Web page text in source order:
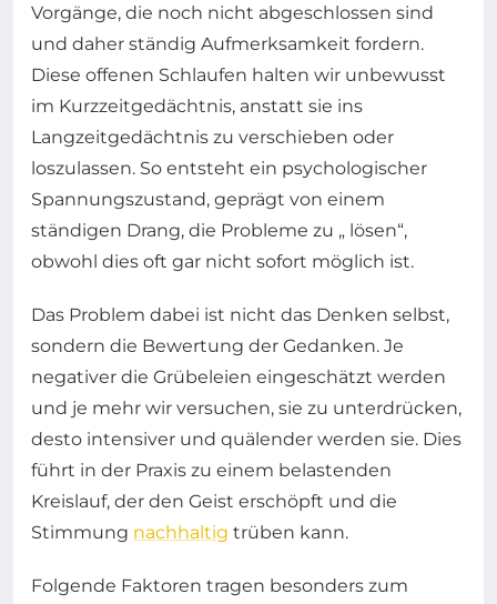
Vorgänge, die noch nicht abgeschlossen sind
und daher ständig Aufmerksamkeit fordern.
Diese offenen Schlaufen halten wir unbewusst
im Kurzzeitgedächtnis, anstatt sie ins
Langzeitgedächtnis zu verschieben oder
loszulassen. So entsteht ein psychologischer
Spannungszustand, geprägt von einem
ständigen Drang, die Probleme zu „ lösen“,
obwohl dies oft gar nicht sofort möglich ist.
Das Problem dabei ist nicht das Denken selbst,
sondern die Bewertung der Gedanken. Je
negativer die Grübeleien eingeschätzt werden
und je mehr wir versuchen, sie zu unterdrücken,
desto intensiver und quälender werden sie. Dies
führt in der Praxis zu einem belastenden
Kreislauf, der den Geist erschöpft und die
Stimmung nachhaltig trüben kann.
Folgende Faktoren tragen besonders zum